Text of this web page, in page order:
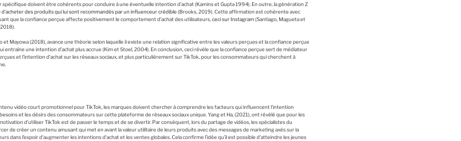
doivent être cohérents pour conduire à une éventuelle intention d’achat (Kamins et Gupta 1994). En outre, la génération Z
d’acheter des produits qui lui sont recommandés par un influenceur crédible(Brooks, 2019). Cette affirmation est cohérente avec
que la confiance perçue affecte positivement le comportement d’achat des utilisateurs, ceci sur Instagram(Santiago, Magueta et
et Mayowa (2018), avance une théorie selon laquelle il existe une relation significative entre les valeurs perçues et la confiance perçue
entraîne une intention d’achat plus accrue (Kim et Stoel, 2004). En conclusion, ceci révèle que la confiance perçue sert de médiateur
et l’intention d’achat sur les réseaux sociaux, et plus particulièrement sur TikTok, pour les consommateurs qui cherchent à
vidéo court promotionnel pour TikTok, les marques doivent chercher à comprendre les facteurs qui influencent l’intention
et les désirs des consommateurs sur cette plateforme de réseaux sociaux unique. Yang et Ha, (2021), ont révélé que pour les
d’utiliser TikTok est de passer le temps et de se divertir. Par conséquent, lors du partage de vidéos, les spécialistes du
de créer un contenu amusant qui met en avant la valeur utilitaire de leurs produits avec des messages de marketing axés sur la
dans l’espoir d’augmenter les intentions d’achat et les ventes globales. Cela confirme l’idée qu’il est possible d’atteindre les jeunes